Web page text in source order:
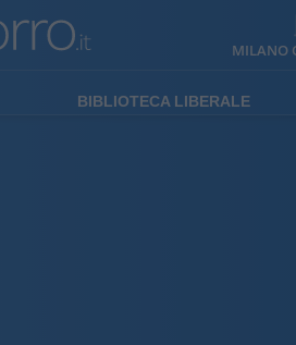
MILANO
BIBLIOTECA LIBERALE